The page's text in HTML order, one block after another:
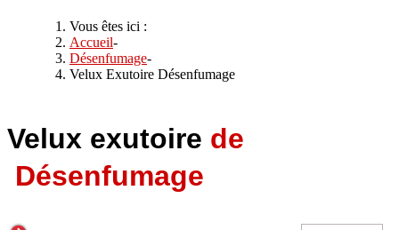
Vous êtes ici :
Accueil-
Désenfumage-
Velux Exutoire Désenfumage
Velux exutoire de
Désenfumage